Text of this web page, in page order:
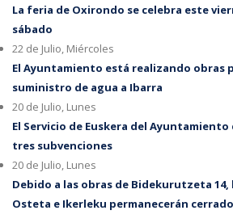
La feria de Oxirondo se celebra este
sábado
22 de Julio, Miércoles
El Ayuntamiento está realizando obras
suministro de agua a Ibarra
20 de Julio, Lunes
El Servicio de Euskera del
tres subvenciones
20 de Julio, Lunes
Debido a las obras de Bidekurutzeta
Osteta e Ikerleku permanecerán